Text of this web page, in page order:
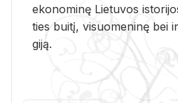
eko­no­mi­nę Lie­tu­vos
ties bui­tį, vi­suo­me­ni­nę bei
gi­ją.